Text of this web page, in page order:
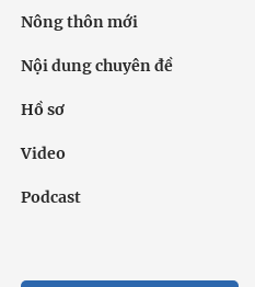
Nông thôn mới
Nội dung chuyên đề
Hồ sơ
Video
Podcast